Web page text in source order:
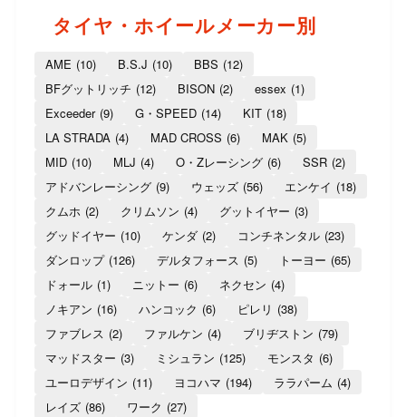
タイヤ・ホイールメーカー別
AME (10) B.S.J (10) BBS (12)
BFグットリッチ (12) BISON (2) essex (1)
Exceeder (9) G・SPEED (14) KIT (18)
LA STRADA (4) MAD CROSS (6) MAK (5)
MID (10) MLJ (4) O・Zレーシング (6) SSR (2)
アドバンレーシング (9) ウェッズ (56) エンケイ (18)
クムホ (2) クリムソン (4) グットイヤー (3)
グッドイヤー (10) ケンダ (2) コンチネンタル (23)
ダンロップ (126) デルタフォース (5) トーヨー (65)
ドォール (1) ニットー (6) ネクセン (4)
ノキアン (16) ハンコック (6) ピレリ (38)
ファブレス (2) ファルケン (4) ブリヂストン (79)
マッドスター (3) ミシュラン (125) モンスタ (6)
ユーロデザイン (11) ヨコハマ (194) ララパーム (4)
レイズ (86) ワーク (27)